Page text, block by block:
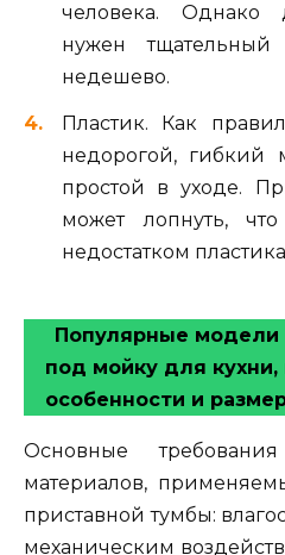
человека. Однако
нужен
недешево.
Пластик. Как
недорогой, гибкий
простой в уходе.
может лопнуть,
недостатком
Популярные модели
под мойку для кухни,
особенности и
Основные
материалов,
приставной тумбы:
механическим